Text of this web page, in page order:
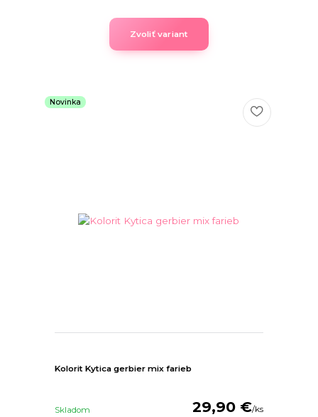
Zvoliť variant
Novinka
Kolorit Kytica gerbier mix farieb
29,90 €/ks
Skladom